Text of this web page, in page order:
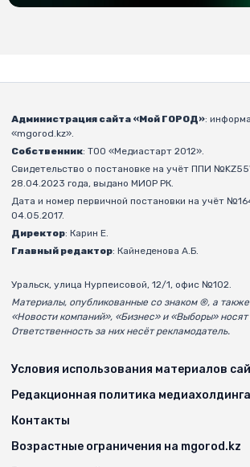
Администрация сайта «Мой ГОРОД»:
«mgorod.kz».
Собственник: ТОО «Медиастарт 2012».
Свидетельство о постановке на учёт ППИ
28.04.2023 года, выдано МИОР РК.
Дата и номер первичной постановки на учёт
04.05.2017.
Директор: Карин Е.
Главный редактор: Кайнеденова А.Б.
Уральск, улица Нурпеисовой, 12/1, офис №102.
Материалы, опубликованные со знаком ®, а
«Новости компаний», «Бизнес» и «Выборы» носят
Ответственность за них несёт рекламодатель.
Условия использования материалов
Редакционная политика
Контакты
Возрастные ограничения на mgorod.kz